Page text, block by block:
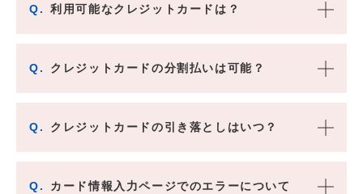
Q. 利用可能なクレジットカードは？
Q. クレジットカードの分割払いは可能？
Q. クレジットカードの引き落としはいつ？
Q. カード情報入力ページでのエラーについて